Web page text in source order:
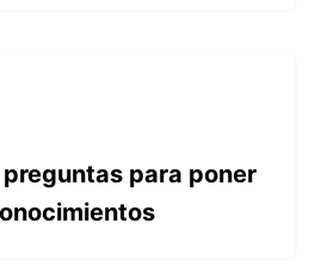
para poner